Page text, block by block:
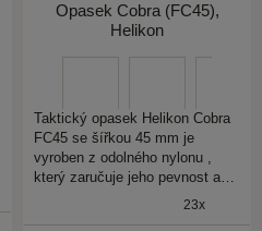
Opasek Cobra (FC45),
Helikon
Taktický opasek Helikon Cobra
FC45 se šířkou 45 mm je
vyroben z odolného nylonu ,
který zaručuje jeho pevnost a…
23x